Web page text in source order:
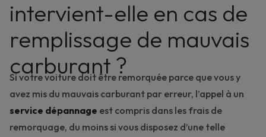
intervient-elle en cas de
remplissage de mauvais
carburant ?
Si votre voiture doit être remorquée parce que vous y
avez mis du mauvais carburant par erreur, l’appel à un
service dépannage est compris dans les frais de
remorquage, du moins si vous disposez d’une telle